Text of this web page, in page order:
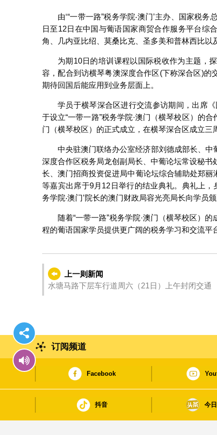
由‘“一带一路”税务学院‧澳门’主办、国家税
日至12日在中国与葡语国家商贸合作服务平台综
角、几内亚比绍、莫桑比克、圣多美和普林西比
为期10日的培训课程以国际税收作为主题，
容，配合到访横琴粤澳深度合作区(下称深合区)
期待回国后能应用到业务层面上。
学员于横琴深合区进行交流参访期间，出席
于设立“一带一路”税务学院·澳门（横琴校区）的
门（横琴校区）的正式成立，在横琴深合区成立
中央驻澳门联络办公室经济部刘德成部长、
深度合作区税务局龙创副局长、中葡论坛常设秘
长、澳门招商投资促进局中葡论坛综合辅助处郑
等嘉宾出席于9月12日举行的结业典礼。典礼上，
务学院‧澳门’院长的澳门财政局容光亮局长向学员
随着“一带一路”税务学院·澳门（横琴校区）
程的葡语国家学员提供更广阔的税务学习和交流平
上一则新闻
水塘马路下层车行道周六（21日）上午封闭交通
订阅频道
Facebook
抖音 今